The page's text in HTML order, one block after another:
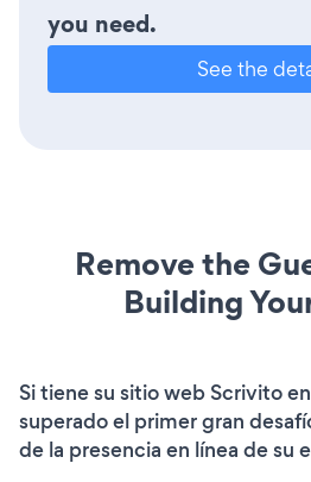
you need.
See the
Remove the
Building
Si tiene su sitio web Scrivito
superado el primer gran
de la presencia en línea de su